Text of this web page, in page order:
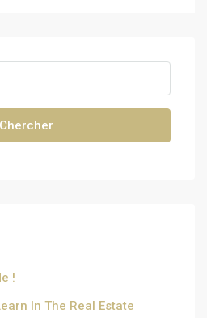
Chercher
!
In The Real Estate